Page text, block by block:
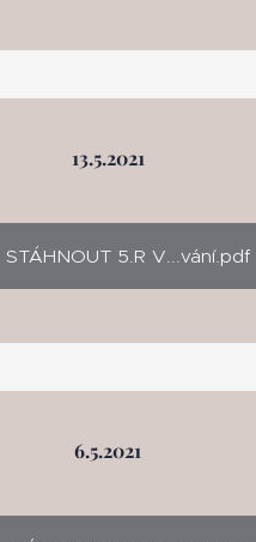
13.5.2021
STÁHNOUT 5.R V...vání.pdf
6.5.2021